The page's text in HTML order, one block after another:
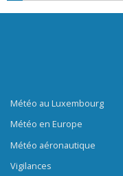
Météo au Luxembourg
Météo en Europe
Météo aéronautique
Vigilances